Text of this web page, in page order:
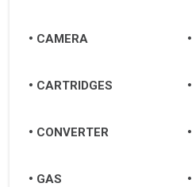
CAMERA
CARTRIDGES
CONVERTER
GAS